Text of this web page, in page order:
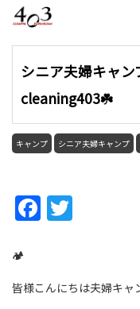
シニア夫婦キャ
cleaning403☘️
キャンプ シニア夫婦キャンプ
Facebook
🏕
皆様こんにちは夫婦キ